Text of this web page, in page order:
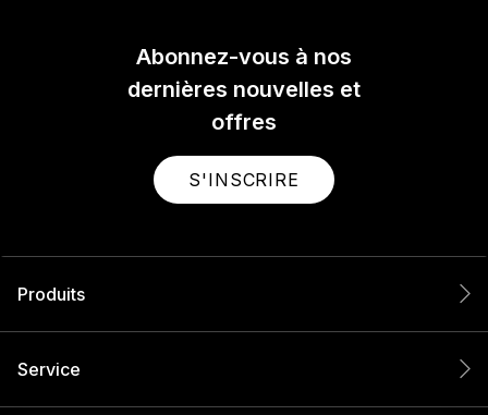
Abonnez-vous à nos
dernières nouvelles et
offres
S'INSCRIRE
Produits
Service